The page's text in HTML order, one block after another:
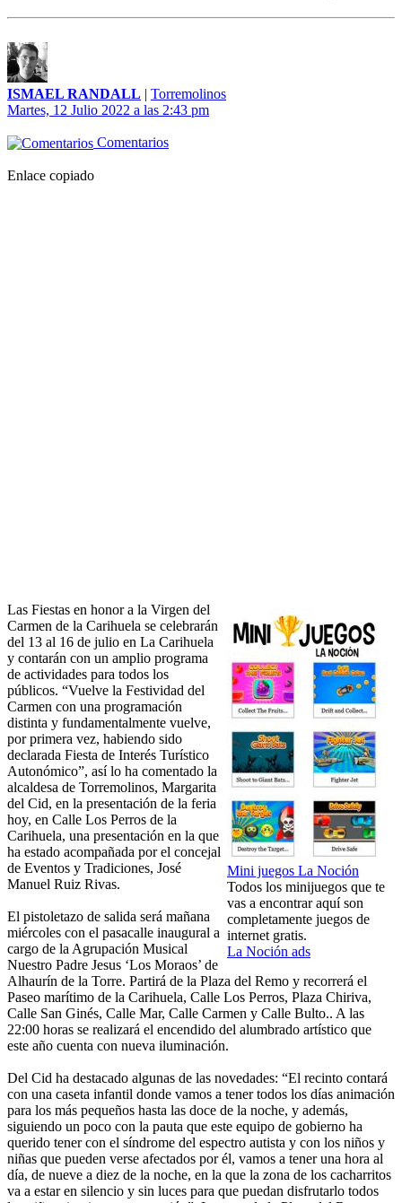
ISMAEL RANDALL | Torremolinos
Martes, 12 Julio 2022 a las 2:43 pm
Comentarios
Enlace copiado
Mini juegos La Noción
Todos los minijuegos que te
vas a encontrar aquí son
completamente juegos de
internet gratis.
La Noción ads
Las Fiestas en honor a la Virgen del
Carmen de la Carihuela se celebrarán
del 13 al 16 de julio en La Carihuela
y contarán con un amplio programa
de actividades para todos los
públicos. “Vuelve la Festividad del
Carmen con una programación
distinta y fundamentalmente vuelve,
por primera vez, habiendo sido
declarada Fiesta de Interés Turístico
Autonómico”, así lo ha comentado la
alcaldesa de Torremolinos, Margarita
del Cid, en la presentación de la feria
hoy, en Calle Los Perros de la
Carihuela, una presentación en la que
ha estado acompañada por el concejal
de Eventos y Tradiciones, José
Manuel Ruiz Rivas.
El pistoletazo de salida será mañana
miércoles con el pasacalle inaugural a
cargo de la Agrupación Musical
Nuestro Padre Jesus ‘Los Moraos’ de
Alhaurín de la Torre. Partirá de la Plaza del Remo y recorrerá el
Paseo marítimo de la Carihuela, Calle Los Perros, Plaza Chiriva,
Calle San Ginés, Calle Mar, Calle Carmen y Calle Bulto.. A las
22:00 horas se realizará el encendido del alumbrado artístico que
este año cuenta con nueva iluminación.
Del Cid ha destacado algunas de las novedades: “El recinto contará
con una caseta infantil donde vamos a tener todos los días animación
para los más pequeños hasta las doce de la noche, y además,
siguiendo un poco con la pauta que este equipo de gobierno ha
querido tener con el síndrome del espectro autista y con los niños y
niñas que pueden verse afectados por él, vamos a tener una hora al
día, de nueve a diez de la noche, en la que la zona de los cacharritos
va a estar en silencio y sin luces para que puedan disfrutarlo todos